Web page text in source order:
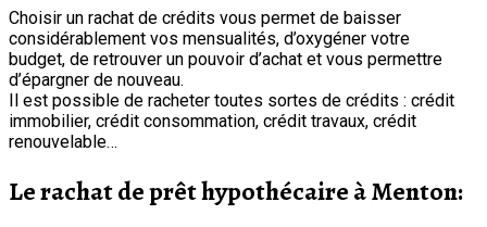
Choisir un rachat de crédits vous permet de baisser
considérablement vos mensualités, d’oxygéner votre
budget, de retrouver un pouvoir d’achat et vous permettre
d’épargner de nouveau.
Il est possible de racheter toutes sortes de crédits : crédit
immobilier, crédit consommation, crédit travaux, crédit
renouvelable…
Le rachat de prêt hypothécaire à Menton: